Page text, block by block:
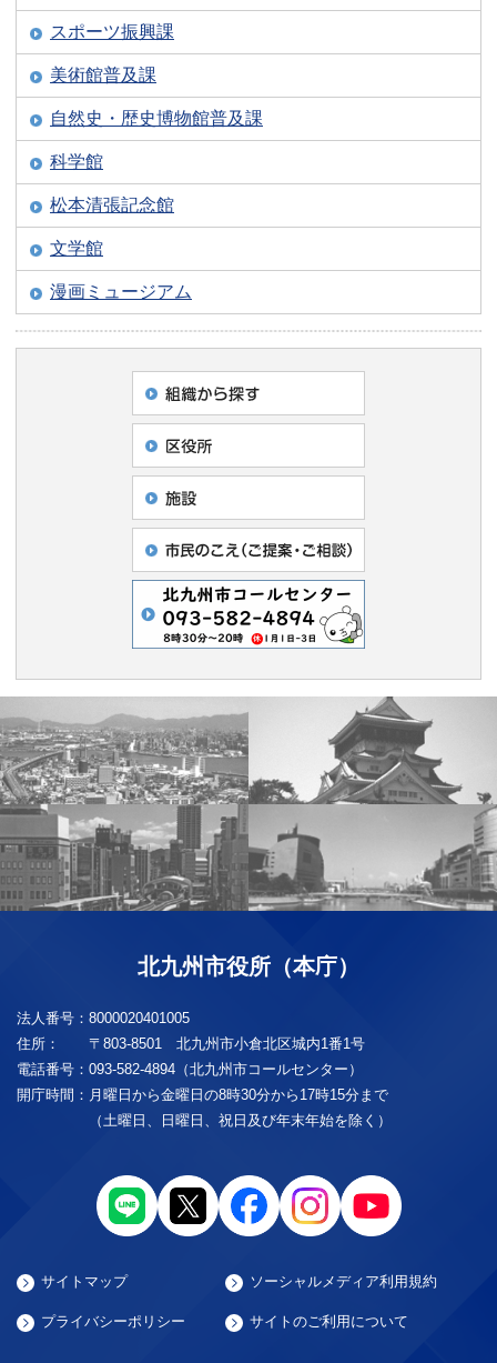
スポーツ振興課
美術館普及課
自然史・歴史博物館普及課
科学館
松本清張記念館
文学館
漫画ミュージアム
北九州市役所（本庁）
法人番号： 8000020401005
住所：
〒803-8501 北九州市小倉北区城内1番1号
電話番号： 093-582-4894（北九州市コールセンター）
開庁時間： 月曜日から金曜日の8時30分から17時15分まで
（土曜日、日曜日、祝日及び年末年始を除く）
サイトマップ ソーシャルメディア利用規約
プライバシーポリシー サイトのご利用について